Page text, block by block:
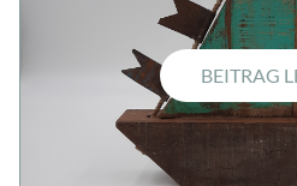
BEITRAG